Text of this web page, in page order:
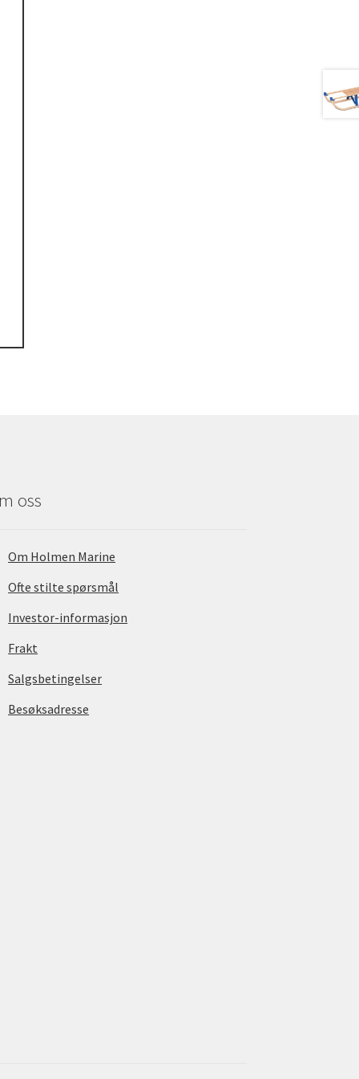
oss
Om Holmen Marine
Ofte stilte spørsmål
Investor-informasjon
Frakt
Salgsbetingelser
Besøksadresse